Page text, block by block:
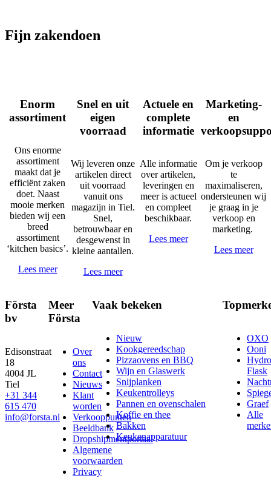
Fijn zakendoen
Enorm
assortiment
Ons enorme
assortiment
maakt dat je
efficiënt zaken
doet. Naast
mooie merken
bieden wij een
breed
assortiment
‘kitchen basics’.
Lees meer
Snel en uit
eigen
voorraad
Wij leveren onze
artikelen direct
uit voorraad
vanuit ons
magazijn in Tiel.
Snel,
betrouwbaar en
desgewenst in
kleine aantallen.
Lees meer
Actuele en
complete
informatie
Alle informatie
over artikelen,
leveringen en
meer is actueel
en compleet
beschikbaar.
Lees meer
Marketing-
en
Om je verkoop
te
maximaliseren,
ondersteunen wij
je graag in je
verkoop en
marketing.
Lees meer
Första
bv
Edisonstraat
18
4004 JL
Tiel
+31 344
615 470
info@forsta.nl
Meer
Första
Over
ons
Contact
Nieuws
Klant
worden
Verkooppunten
Beeldbank
Dropshipmentportaal
Algemene
voorwaarden
Privacy
Vaak bekeken
Nieuw
Kookgereedschap
Pizzaovens en BBQ
Wijn en Glaswerk
Snijplanken
Keukentrolleys
Pannen en ovenschalen
Koffie en thee
Bakken
Keukenapparatuur
OXO
Ooni
Hydro
Flask
Graef
Alle